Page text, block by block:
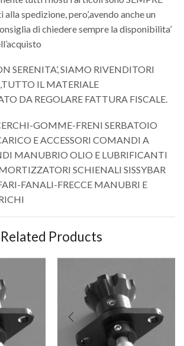
spedizione, pero’,avendo anche un
di chiedere sempre la disponibilita’
SERENITA’, SIAMO RIVENDITORI
IL MATERIALE
DA REGOLARE FATTURA FISCALE.
GOMME-FRENI SERBATOIO
E ACCESSORI COMANDI A
MANUBRIO OLIO E LUBRIFICANTI
SCHIENALI SISSYBAR
FANALI-FRECCE MANUBRI E
Related Products